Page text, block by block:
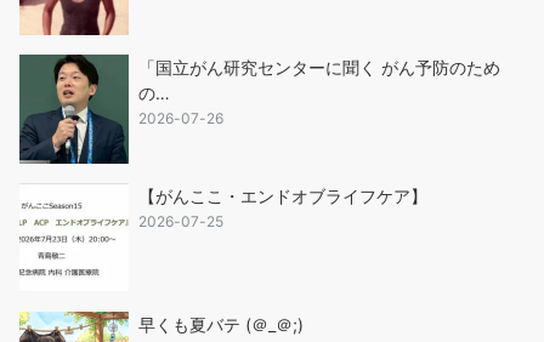
「国立がん研究センターに聞く がん予防のため
の…
2026-07-26
【がんここ・エンドオブライフケア】
2026-07-25
早くも夏バテ (＠_＠;)